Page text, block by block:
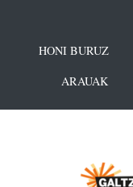
HONI BURUZ
ARAUAK